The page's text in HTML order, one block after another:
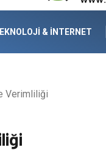
& İNTERNET
Verimliliği